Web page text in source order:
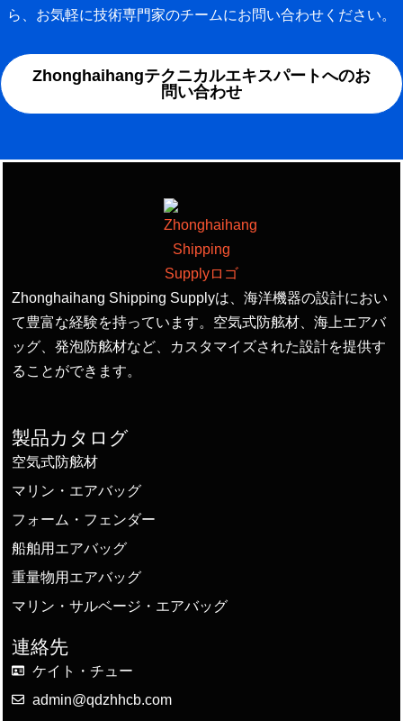
ら、お気軽に技術専門家のチームにお問い合わせください。
Zhonghaihangテクニカルエキスパートへのお
問い合わせ
Zhonghaihang Shipping Supplyは、海洋機器の設計におい
て豊富な経験を持っています。空気式防舷材、海上エアバ
ッグ、発泡防舷材など、カスタマイズされた設計を提供す
ることができます。
製品カタログ
空気式防舷材
マリン・エアバッグ
フォーム・フェンダー
船舶用エアバッグ
重量物用エアバッグ
マリン・サルベージ・エアバッグ
連絡先
ケイト・チュー
admin@qdzhhcb.com